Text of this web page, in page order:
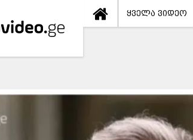
ყველა ვიდეო